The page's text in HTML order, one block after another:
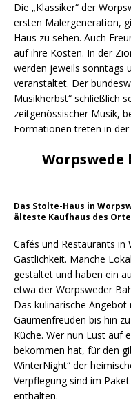
Die „Klassiker“ der
ersten Malergeneration,
Haus zu sehen. Auch
auf ihre Kosten. In der
werden jeweils sonntags
veranstaltet. Der
Musikherbst“ schließlich
zeitgenössischer Musik,
Formationen treten in
Das Stolte-Haus in
älteste Kaufhaus des
Cafés und Restaurants
Gastlichkeit. Manche
gestaltet und haben ein
etwa der Worpsweder
Das kulinarische
Gaumenfreuden bis hin
Küche. Wer nun Lust auf
bekommen hat, für den
WinterNight“ der
Verpflegung sind im
enthalten.